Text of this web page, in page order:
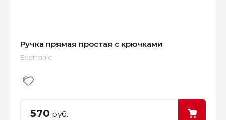
Ручка прямая простая с крючками
Ecotronic
570 руб.